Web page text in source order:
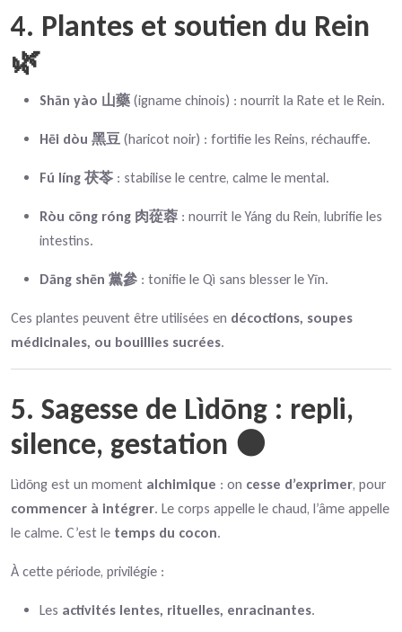
4. Plantes et soutien du Rein
🌿
Shān yào 山藥 (igname chinois) : nourrit la Rate et le Rein.
Hēi dòu 黑豆 (haricot noir) : fortifie les Reins, réchauffe.
Fú líng 茯苓 : stabilise le centre, calme le mental.
Ròu cōng róng 肉蓯蓉 : nourrit le Yáng du Rein, lubrifie les
intestins.
Dāng shēn 黨參 : tonifie le Qì sans blesser le Yīn.
Ces plantes peuvent être utilisées en décoctions, soupes
médicinales, ou bouillies sucrées.
5. Sagesse de Lìdōng : repli,
silence, gestation 🌑
Lìdōng est un moment alchimique : on cesse d’exprimer, pour
commencer à intégrer. Le corps appelle le chaud, l’âme appelle
le calme. C’est le temps du cocon.
À cette période, privilégie :
Les activités lentes, rituelles, enracinantes.